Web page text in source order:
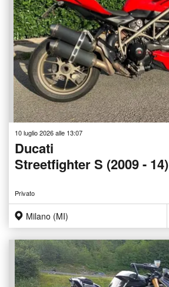
10 luglio 2026 alle 13:07
Ducati
Streetfighter S (2009 - 14)
Privato
Milano (MI)